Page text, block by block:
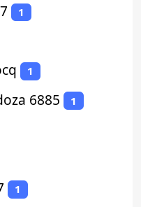
1
1
6885 1
1